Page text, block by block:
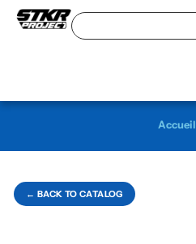
← BACK TO CATALOG
Accueil